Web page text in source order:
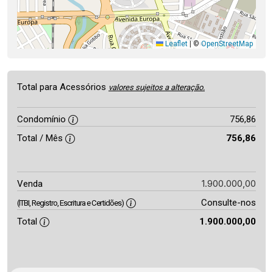
Leaflet ©OpenStreetMap
Total para Acessórios valores sujeitos a alteração.
Condomínio
756,86
Total / Mês
756,86
Venda 1.900.000,00
(ITBI, Registro, Escritura e Certidões)
Consulte-nos
Total
1.900.000,00